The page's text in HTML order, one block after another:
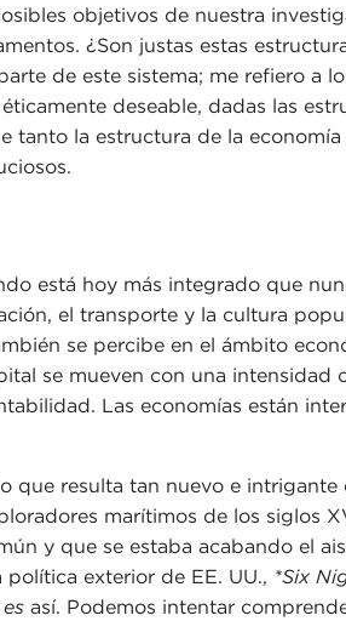
objetivos de nuestra
¿Son justas estas
de este sistema; me refiero a
deseable, dadas las
la estructura de la
está hoy más integrado que
el transporte y la cultura
se percibe en el ámbito
se mueven con una intensidad
Las economías están
resulta tan nuevo e
marítimos de los siglos
y que se estaba acabando el
exterior de EE. UU., *Six
es así. Podemos intentar